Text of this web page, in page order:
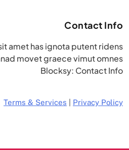
Contact Info
amet has ignota putent ridens
movet graece vimut omnes.
Blocksy: Contact Info
Terms & Services Privacy Policy